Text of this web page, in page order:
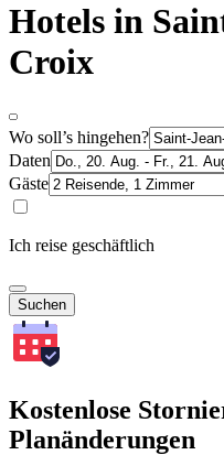
Hotels in
Croix
Wo soll’s hingehen?
Daten
Gäste
Ich reise geschäftlich
Suchen
Kostenlose
Planänderungen